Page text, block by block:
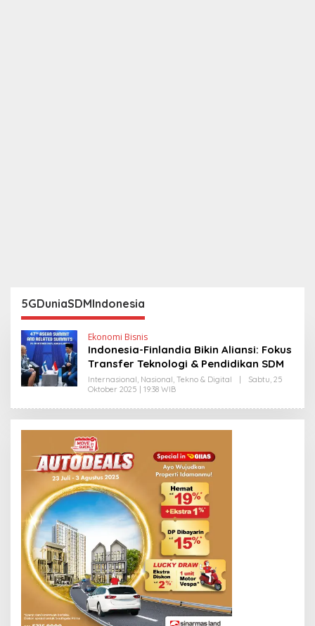
5GDuniaSDMIndonesia
Ekonomi Bisnis
Indonesia-Finlandia Bikin Aliansi: Fokus
Transfer Teknologi & Pendidikan SDM
Internasional, Nasional, Tekno & Digital
Sabtu, 25
Oktober 2025 | 19:38 WIB
E
H
Y
T
I
N
E
W
S
L
N
K